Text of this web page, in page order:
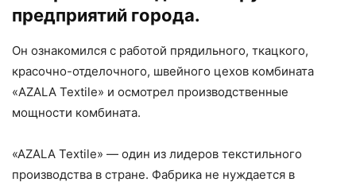
предприятий города.
Он ознакомился с работой прядильного, ткацкого,
красочно-отделочного, швейного цехов комбината
«AZALA Textile» и осмотрел производственные
мощности комбината.
«AZALA Textile» — один из лидеров текстильного
производства в стране. Фабрика не нуждается в